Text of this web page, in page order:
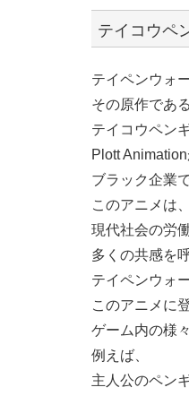
テイコウペ
テイペンウォ
その原作であ
テイコウペン
Plott Animation
ブラック企業
このアニメは、
現代社会の労
多くの共感を
テイペンウォ
このアニメに
ゲーム内の様
例えば、
主人公のペン